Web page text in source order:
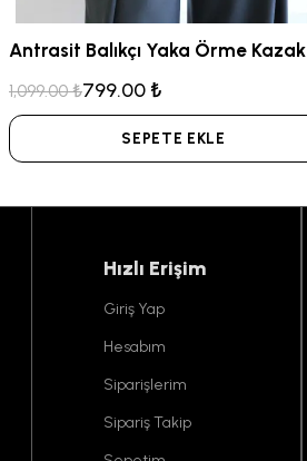
Antrasit Balıkçı Yaka Örme Kazak
1,099.00 ₺799.00 ₺
SEPETE EKLE
Hızlı Erişim
Giriş Yap
Hesabım
Siparişlerim
Sipariş Takip